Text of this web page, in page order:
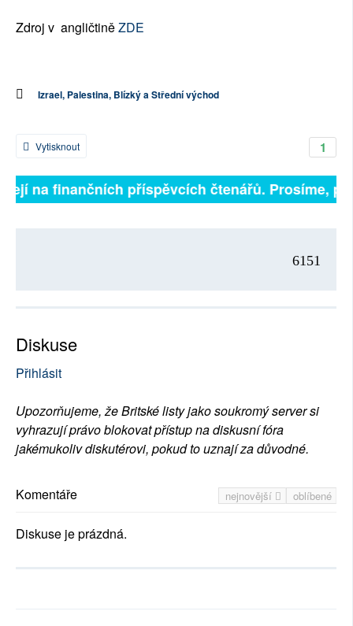
Zdroj v angličtiněZDE
Izrael, Palestina, Blízký a Střední východ
1
Vytisknout
na finančních příspěvcích čtenářů. Prosíme,
6151
Diskuse
Přihlásit
Upozorňujeme, že Britské listy jako soukromý server si
vyhrazují právo blokovat přístup na diskusní fóra
jakémukoliv diskutérovi, pokud to uznají za důvodné.
nejnovější oblíbené
Komentáře
Diskuse je prázdná.